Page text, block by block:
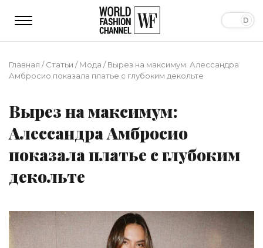
Главная /Статьи /Мода /Вырез на максимум: Алессандра
Амбросио показала платье с глубоким декольте
Вырез на максимум:
Алессандра Амбросио
показала платье с глубоким
декольте